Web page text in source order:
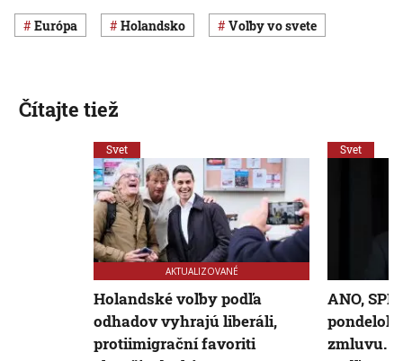
Európa Holandsko voľby vo svete
Čítajte tiež
Svet
AKTUALIZOVANÉ
Holandské voľby podľa
odhadov vyhrajú liberáli,
protiimigrační favoriti
Svet
ANO,
pondelok
zmluvu.